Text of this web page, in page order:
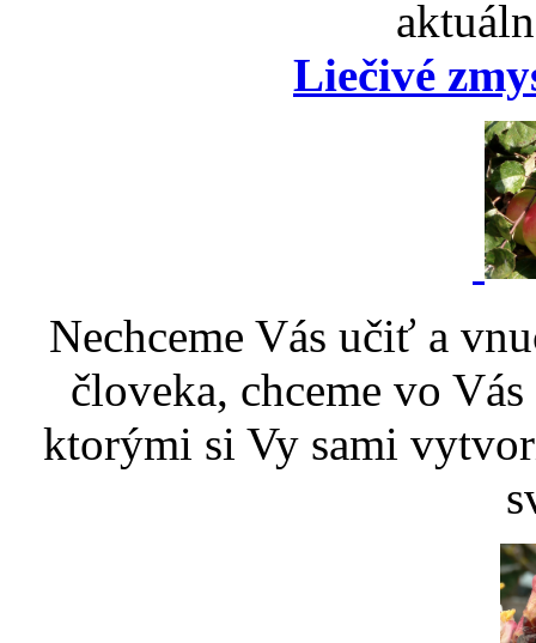
Liečivé
Nechceme Vás učiť a
človeka, chceme vo
ktorými si Vy sami